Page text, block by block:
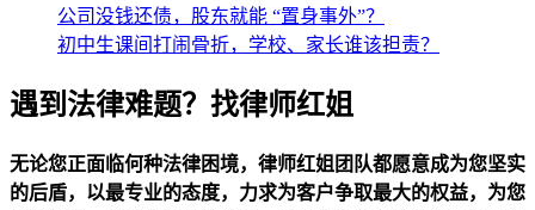
公司没钱还债，股东就能 “置身事外”？
初中生课间打闹骨折，学校、家长谁该担责？
遇到法律难题？找律师红姐
无论您正面临何种法律困境，律师红姐团队都愿意成为您坚实
的后盾，以最专业的态度，力求为客户争取最大的权益，为您